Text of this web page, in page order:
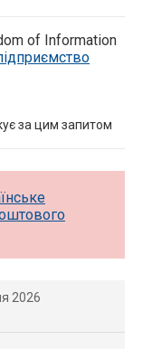
of Information
за цим запитом
2026